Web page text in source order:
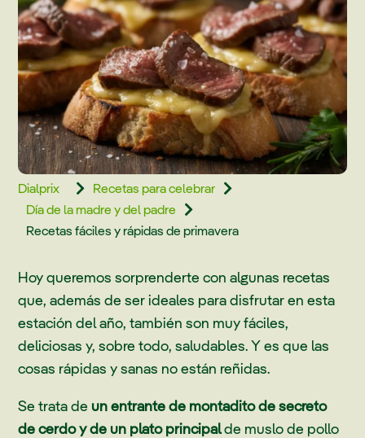
Dialprix  Recetas para celebrar 
Día de la madre y del padre 
Recetas fáciles y rápidas de primavera
Hoy queremos sorprenderte con algunas recetas
que, además de ser ideales para disfrutar en esta
estación del año, también son muy fáciles,
deliciosas y, sobre todo, saludables. Y es que las
cosas rápidas y sanas no están reñidas.
Se trata de un entrante de montadito de secreto
de cerdo y de un plato principalde muslo de pollo